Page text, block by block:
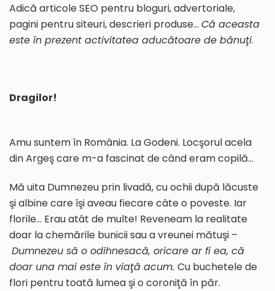
Adică articole SEO pentru bloguri, advertoriale,
pagini pentru siteuri, descrieri produse… Că aceasta
este în prezent activitatea aducătoare de bănuţi.
Dragilor!
Amu suntem în România. La Godeni. Locşorul acela
din Argeş care m-a fascinat de când eram copilă…
Mă uita Dumnezeu prin livadă, cu ochii după lăcuste
şi albine care îşi aveau fiecare câte o poveste. Iar
florile… Erau atât de multe! Reveneam la realitate
doar la chemările bunicii sau a vreunei mătuşi –
Dumnezeu să o odihnesacă, oricare ar fi ea, că
doar una mai este în viaţă acum. Cu buchetele de
flori pentru toată lumea şi o coroniţă în păr.